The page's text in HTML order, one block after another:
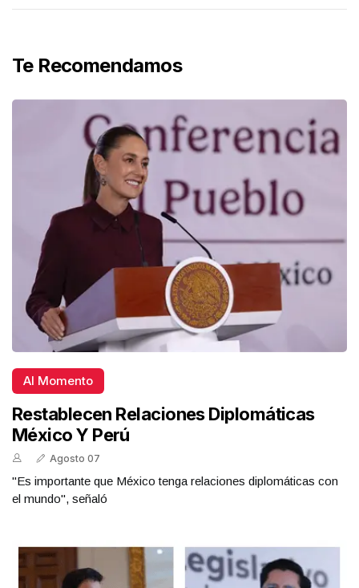
Te Recomendamos
Al Momento
Restablecen Relaciones Diplomáticas
México Y Perú
Agosto 07
"Es importante que México tenga relaciones diplomáticas con
el mundo", señaló